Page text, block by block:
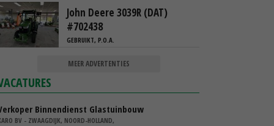
John Deere 3039R (DAT)
#702438
GEBRUIKT, P.O.A.
MEER ADVERTENTIES
Binnendienst Glastuinbouw
BV - ZWAAGDIJK, NOORD-HOLLAND,